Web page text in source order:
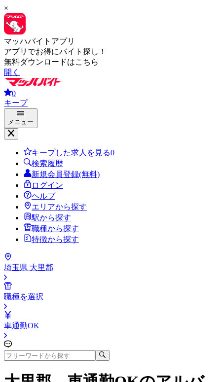
×
マッハバイトアプリ
アプリでお得にバイト探し！
無料ダウンロードはこちら
開く
0
キープ
メニュー
キープした求人を見る0
検索履歴
新規会員登録(無料)
ログイン
ヘルプ
エリアから探す
駅から探す
職種から探す
特徴から探す
埼玉県 大里郡
職種を選択
車通勤OK